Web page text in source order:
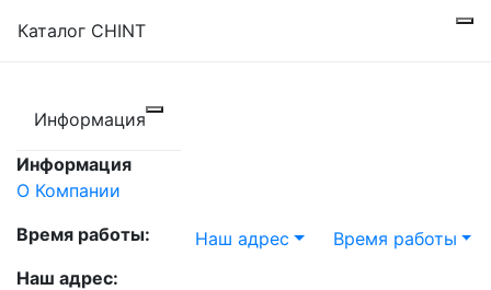
Каталог CHINT
Информация
Информация
О Компании
Время работы:
Наш адрес:
Наш адрес Время работы